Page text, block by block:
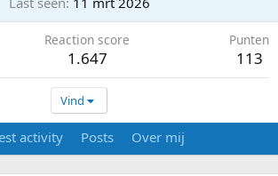
Reaction score
1.647
Punten
113
Vind
activity Posts Over mij